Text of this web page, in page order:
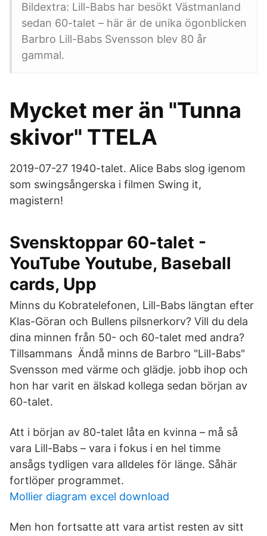
Bildextra: Lill-Babs har besökt Västmanland
sedan 60-talet – här är de unika ögonblicken
Barbro Lill-Babs Svensson blev 80 år
gammal.
Mycket mer än "Tunna
skivor" TTELA
2019-07-27 1940-talet. Alice Babs slog igenom
som swingsångerska i filmen Swing it,
magistern!
Svensktoppar 60-talet -
YouTube Youtube, Baseball
cards, Upp
Minns du Kobratelefonen, Lill-Babs längtan efter
Klas-Göran och Bullens pilsnerkorv? Vill du dela
dina minnen från 50- och 60-talet med andra?
Tillsammans Ändå minns de Barbro "Lill-Babs"
Svensson med värme och glädje. jobb ihop och
hon har varit en älskad kollega sedan början av
60-talet.
Att i början av 80-talet låta en kvinna – må så
vara Lill-Babs – vara i fokus i en hel timme
ansågs tydligen vara alldeles för länge. Såhär
fortlöper programmet.
Mollier diagram excel download
Men hon fortsatte att vara artist resten av sitt